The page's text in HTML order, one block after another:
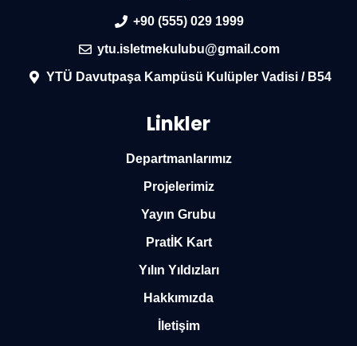
+90 (555) 029 1999
ytu.isletmekulubu@gmail.com
YTÜ Davutpaşa Kampüsü Kulüpler Vadisi / B54
Linkler
Departmanlarımız
Projelerimiz
Yayın Grubu
PratİK Kart
Yılın Yıldızları
Hakkımızda
İletişim